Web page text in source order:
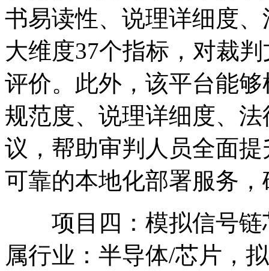
书易读性、说理详细度
大维度37个指标，对裁
评价。此外，该平台能
规范度、说理详细度、
议，帮助审判人员全面
可靠的本地化部署服务
项目四：模拟信号链
属行业：半导体/芯片，